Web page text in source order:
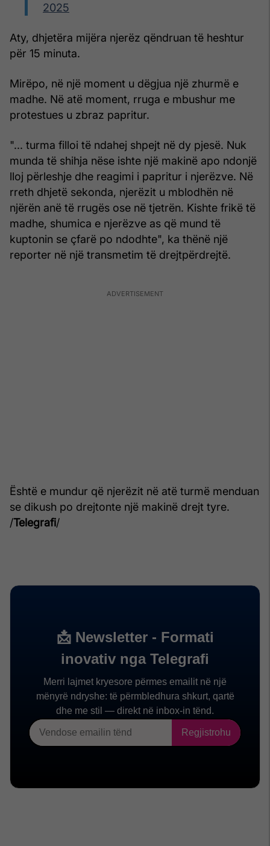
2025
Aty, dhjetëra mijëra njerëz qëndruan të heshtur
për 15 minuta.
Mirëpo, në një moment u dëgjua një zhurmë e
madhe. Në atë moment, rruga e mbushur me
protestues u zbraz papritur.
"... turma filloi të ndahej shpejt në dy pjesë. Nuk
munda të shihja nëse ishte një makinë apo ndonjë
lloj përleshje dhe reagimi i papritur i njerëzve. Në
rreth dhjetë sekonda, njerëzit u mblodhën në
njërën anë të rrugës ose në tjetrën. Kishte frikë të
madhe, shumica e njerëzve as që mund të
kuptonin se çfarë po ndodhte", ka thënë një
reporter në një transmetim të drejtpërdrejtë.
Është e mundur që njerëzit në atë turmë menduan
se dikush po drejtonte një makinë drejt tyre.
/Telegrafi/